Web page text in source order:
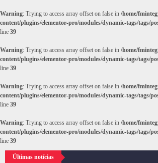
Warning: Trying to access array offset on false in /home/
content/plugins/elementor-pro/modules/dynamic-tags/tags/
line 39
Warning: Trying to access array offset on false in /home/
content/plugins/elementor-pro/modules/dynamic-tags/tags/
line 39
Warning: Trying to access array offset on false in /home/
content/plugins/elementor-pro/modules/dynamic-tags/tags/
line 39
Warning: Trying to access array offset on false in /home/
content/plugins/elementor-pro/modules/dynamic-tags/tags/
line 39
Últimas notícias